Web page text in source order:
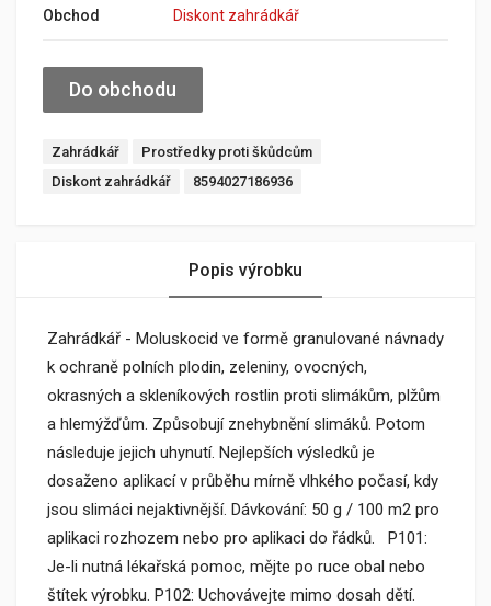
Obchod
Diskont zahrádkář
Do obchodu
Zahrádkář
Prostředky proti škůdcům
Diskont zahrádkář
8594027186936
Popis výrobku
Zahrádkář - Moluskocid ve formě granulované návnady
k ochraně polních plodin, zeleniny, ovocných,
okrasných a skleníkových rostlin proti slimákům, plžům
a hlemýžďům. Způsobují znehybnění slimáků. Potom
následuje jejich uhynutí. Nejlepších výsledků je
dosaženo aplikací v průběhu mírně vlhkého počasí, kdy
jsou slimáci nejaktivnější. Dávkování: 50 g / 100 m2 pro
aplikaci rozhozem nebo pro aplikaci do řádků. P101:
Je-li nutná lékařská pomoc, mějte po ruce obal nebo
štítek výrobku. P102: Uchovávejte mimo dosah dětí.